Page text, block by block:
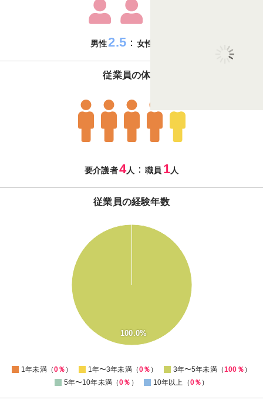
男性2.5：女性
従業員の体制
要介護者4人 ：職員 1人
従業員の経験年数
100.0%
1年未満（0％ ） 1年〜3年未満（0％ ） 3年〜5年未満（100％ ）
5年〜10年未満（0％ ） 10年以上（0％ ）